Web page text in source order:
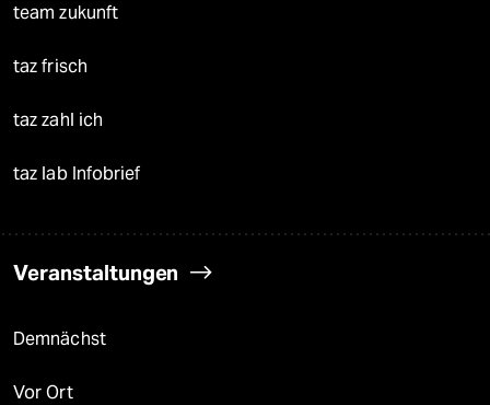
team zukunft
taz frisch
taz zahl ich
taz lab Infobrief
Veranstaltungen
Demnächst
Vor Ort